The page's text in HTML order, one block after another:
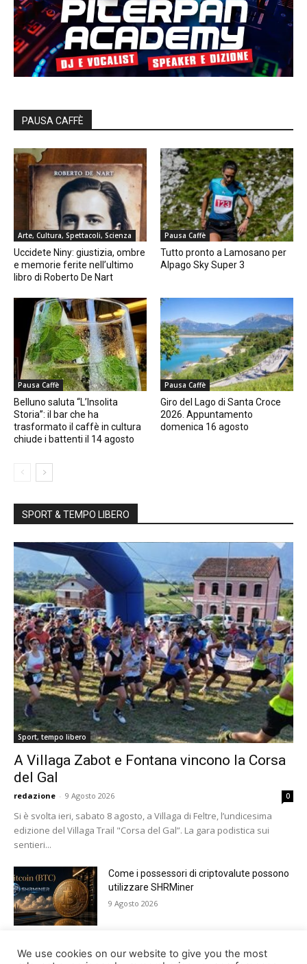
PAUSA CAFFÈ
Arte, Cultura, Spettacoli, Scienza
Uccidete Niny: giustizia, ombre
e memorie ferite nell’ultimo
libro di Roberto De Nart
Pausa Caffè
Tutto pronto a Lamosano per
Alpago Sky Super 3
Pausa Caffè
Belluno saluta “L’Insolita
Storia”: il bar che ha
trasformato il caffè in cultura
chiude i battenti il 14 agosto
Pausa Caffè
Giro del Lago di Santa Croce
2026. Appuntamento
domenica 16 agosto
SPORT & TEMPO LIBERO
Sport, tempo libero
A Villaga Zabot e Fontana vincono la Corsa
del Gal
redazione - 9 Agosto 2026 0
Si è svolta ieri, sabato 8 agosto, a Villaga di Feltre, l’undicesima
edizione del Villaga Trail "Corsa del Gal”. La gara podistica sui
sentieri...
Come i possessori di criptovalute possono
utilizzare SHRMiner
9 Agosto 2026
Tutto pronto a Lamosano per Alpago Sky
We use cookies on our website to give you the most